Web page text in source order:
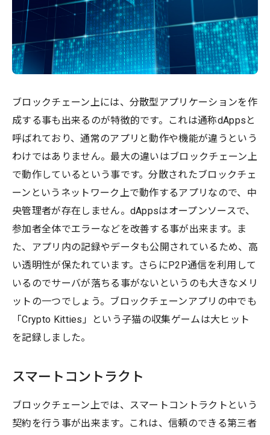
ブロックチェーン上には、分散型アプリケーションを作
成する事も出来るのが特徴的です。これは通称dAppsと
呼ばれており、通常のアプリと動作や機能が違うという
わけではありません。最大の違いはブロックチェーン上
で動作しているという事です。分散されたブロックチェ
ーンというネットワーク上で動作するアプリなので、中
央管理者が存在しません。dAppsはオープンソースで、
参加者全体でエラーなどを改善する事が出来ます。ま
た、アプリ内の記録やデータも公開されているため、高
い透明性が保たれています。さらにP2P通信を利用して
いるのでサーバが落ちる事がないというのも大きなメリ
ットの一つでしょう。ブロックチェーンアプリの中でも
「Crypto Kitties」という子猫の収集ゲームは大ヒット
を記録しました。
スマートコントラクト
ブロックチェーン上では、スマートコントラクトという
契約を行う事が出来ます。これは、信頼のできる第三者